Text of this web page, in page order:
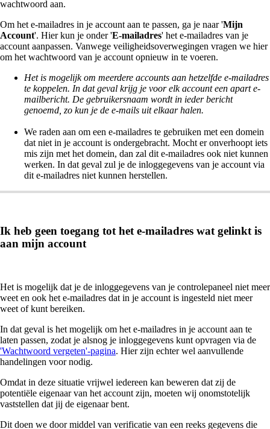
wachtwoord aan.
Om het e-mailadres in je account aan te passen, ga je naar 'Mijn
Account'. Hier kun je onder 'E-mailadres' het e-mailadres van je
account aanpassen. Vanwege veiligheidsoverwegingen vragen we hier
om het wachtwoord van je account opnieuw in te voeren.
Het is mogelijk om meerdere accounts aan hetzelfde e-mailadres
te koppelen. In dat geval krijg je voor elk account een apart e-
mailbericht. De gebruikersnaam wordt in ieder bericht
genoemd, zo kun je de e-mails uit elkaar halen.
We raden aan om een e-mailadres te gebruiken met een domein
dat niet in je account is ondergebracht. Mocht er onverhoopt iets
mis zijn met het domein, dan zal dit e-mailadres ook niet kunnen
werken. In dat geval zul je de inloggegevens van je account via
dit e-mailadres niet kunnen herstellen.
Ik heb geen toegang tot het e-mailadres wat gelinkt is
aan mijn account
Het is mogelijk dat je de inloggegevens van je controlepaneel niet meer
weet en ook het e-mailadres dat in je account is ingesteld niet meer
weet of kunt bereiken.
In dat geval is het mogelijk om het e-mailadres in je account aan te
laten passen, zodat je alsnog je inloggegevens kunt opvragen via de
'Wachtwoord vergeten'-pagina. Hier zijn echter wel aanvullende
handelingen voor nodig.
Omdat in deze situatie vrijwel iedereen kan beweren dat zij de
potentiële eigenaar van het account zijn, moeten wij onomstotelijk
vaststellen dat jij de eigenaar bent.
Dit doen we door middel van verificatie van een reeks gegevens die